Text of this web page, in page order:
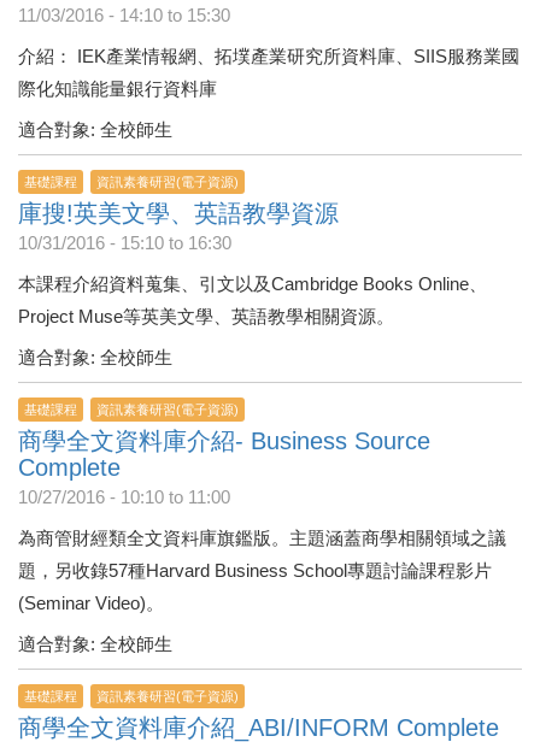
11/03/2016 - 14:10 to 15:30
介紹： IEK產業情報網、拓墣產業研究所資料庫、SIIS服務業國
際化知識能量銀行資料庫
適合對象: 全校師生
基礎課程 資訊素養研習(電子資源)
庫搜!英美文學、英語教學資源
10/31/2016 - 15:10 to 16:30
本課程介紹資料蒐集、引文以及Cambridge Books Online、
Project Muse等英美文學、英語教學相關資源。
適合對象: 全校師生
基礎課程 資訊素養研習(電子資源)
商學全文資料庫介紹- Business Source
Complete
10/27/2016 - 10:10 to 11:00
為商管財經類全文資料庫旗鑑版。主題涵蓋商學相關領域之議
題，另收錄57種Harvard Business School專題討論課程影片
(Seminar Video)。
適合對象: 全校師生
基礎課程 資訊素養研習(電子資源)
商學全文資料庫介紹_ABI/INFORM Complete